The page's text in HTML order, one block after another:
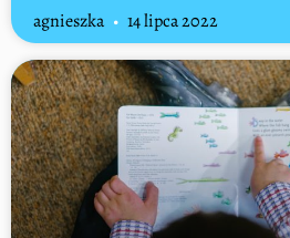
agnieszka 14 lipca 2022